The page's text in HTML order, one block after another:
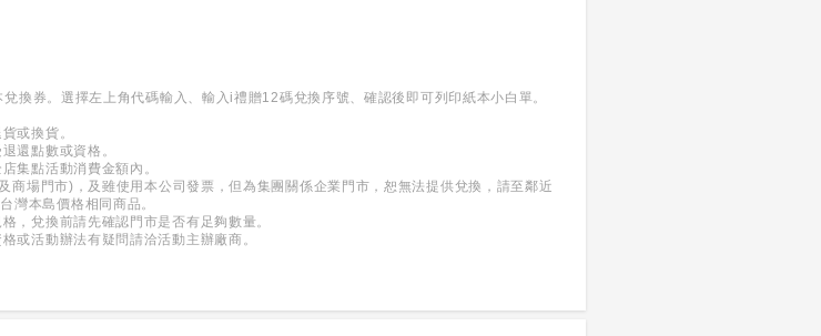
換券。選擇左上角代碼輸入、輸入i禮贈12碼兌換序號、確認後即可列印紙本小白單。
或換貨。
還點數或資格。
集點活動消費金額內。
場門市)，及雖使用本公司發票，但為集團關係企業門市，恕無法提供兌換，請至鄰近
灣本島價格相同商品。
，兌換前請先確認門市是否有足夠數量。
或活動辦法有疑問請洽活動主辦廠商。